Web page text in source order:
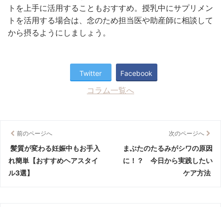
トを上手に活用することもおすすめ。授乳中にサプリメン
トを活用する場合は、念のため担当医や助産師に相談して
から摂るようにしましょう。
Twitter Facebook
コラム一覧へ
前のページへ
髪質が変わる妊娠中もお手入
れ簡単【おすすめヘアスタイ
ル3選】
次のページへ
まぶたのたるみがシワの原因
に！？ 今日から実践したい
ケア方法